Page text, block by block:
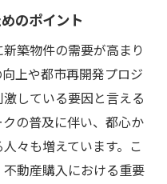
のポイント
築物件の需要が高まり
上や都市再開発プロジ
している要因と言える
の普及に伴い、都心か
々も増えています。こ
動産購入における重要